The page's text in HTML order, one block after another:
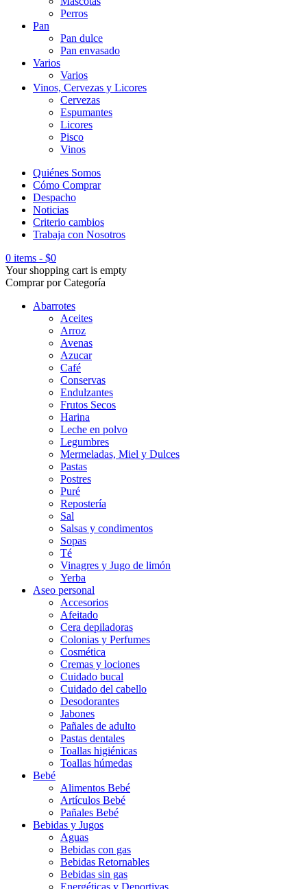
Perros
Pan
Pan dulce
Pan envasado
Varios
Varios
Vinos, Cervezas y Licores
Cervezas
Espumantes
Licores
Pisco
Vinos
Quiénes Somos
Cómo Comprar
Despacho
Noticias
Criterio cambios
Trabaja con Nosotros
0 items - $0
Your shopping cart is empty
Comprar por Categoría
Abarrotes
Aceites
Arroz
Avenas
Azucar
Café
Conservas
Endulzantes
Frutos Secos
Harina
Leche en polvo
Legumbres
Mermeladas, Miel y Dulces
Pastas
Postres
Puré
Repostería
Sal
Salsas y condimentos
Sopas
Té
Vinagres y Jugo de limón
Yerba
Aseo personal
Accesorios
Afeitado
Cera depiladoras
Colonias y Perfumes
Cosmética
Cremas y lociones
Cuidado bucal
Cuidado del cabello
Desodorantes
Jabones
Pañales de adulto
Pastas dentales
Toallas higiénicas
Toallas húmedas
Bebé
Alimentos Bebé
Artículos Bebé
Pañales Bebé
Bebidas y Jugos
Aguas
Bebidas con gas
Bebidas Retornables
Bebidas sin gas
Energéticas y Deportivas